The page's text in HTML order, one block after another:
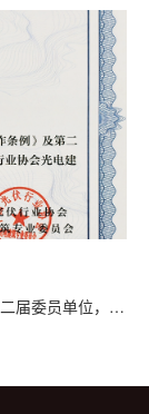
届委员单位，深